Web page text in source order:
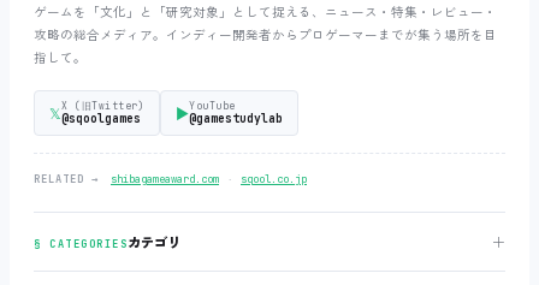
ゲームを「文化」と「研究対象」として捉える、ニュース・特集・レビュー・
攻略の総合メディア。インディー開発者からプロゲーマーまでが集う場所を目
指して。
𝕏X (旧Twitter)
@sqoolgames ▶YouTube
@gamestudylab
RELATED → shibagameaward.com ‧ sqool.co.jp
§ CATEGORIESカテゴリ ＋